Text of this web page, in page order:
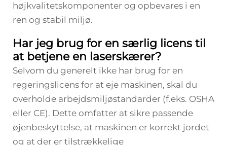
højkvalitetskomponenter og opbevares i en
ren og stabil miljø.
Har jeg brug for en særlig licens til
at betjene en laserskærer?
Selvom du generelt ikke har brug for en
regeringslicens for at eje maskinen, skal du
overholde arbejdsmiljøstandarder (f.eks. OSHA
eller CE). Dette omfatter at sikre passende
øjenbeskyttelse, at maskinen er korrekt jordet
og at der er tilstrækkelige